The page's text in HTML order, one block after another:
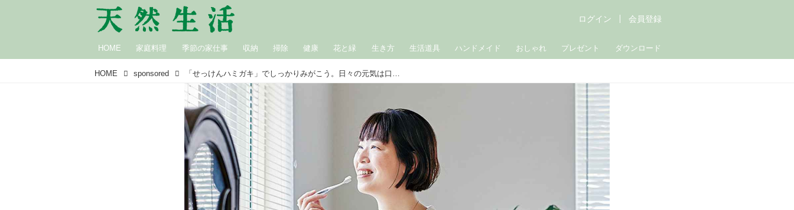
HOME 家庭料理 季節の家仕事 収納 掃除 健康 花と緑 生き方 生活道具 ハンドメイド おしゃれ プレゼント ダウンロード
ログイン 会員登録
HOME sponsored 「せっけんハミガキ」でしっかりみがこう。日々の元気は口の中から／柳沢小実さん